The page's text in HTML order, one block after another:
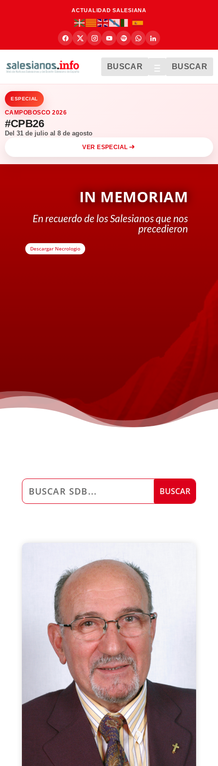
ACTUALIDAD SALESIANA
BUSCAR BUSCAR
ESPECIAL
CAMPOBOSCO 2026
#CPB26
Del 31 de julio al 8 de agosto
VER ESPECIAL
IN MEMORIAM
En recuerdo de los Salesianos que nos
precedieron
Descargar Necrologio